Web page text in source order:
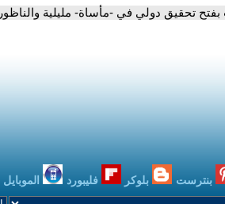
تحقيق دولي في -مأساة- مليلية والناظور
بنترست بلوكر فليبورد الموبايل